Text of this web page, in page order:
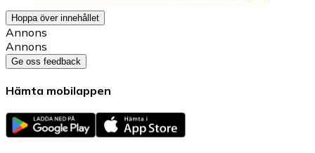
Hoppa över innehållet
Annons
Annons
Ge oss feedback
Hämta mobilappen